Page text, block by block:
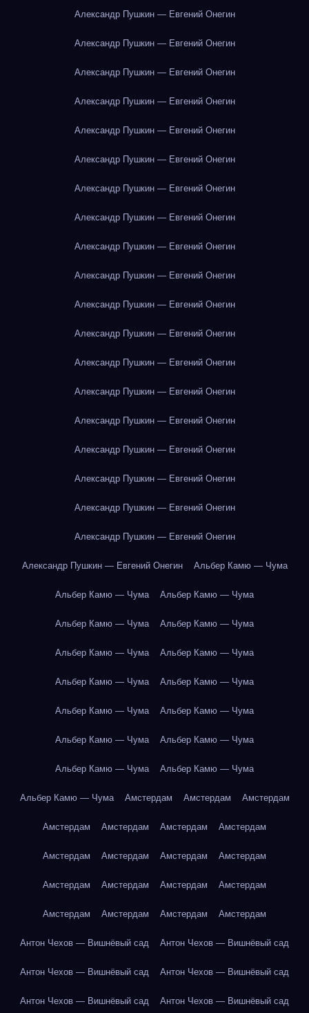
Александр Пушкин — Евгений Онегин
Александр Пушкин — Евгений Онегин
Александр Пушкин — Евгений Онегин
Александр Пушкин — Евгений Онегин
Александр Пушкин — Евгений Онегин
Александр Пушкин — Евгений Онегин
Александр Пушкин — Евгений Онегин
Александр Пушкин — Евгений Онегин
Александр Пушкин — Евгений Онегин
Александр Пушкин — Евгений Онегин
Александр Пушкин — Евгений Онегин
Александр Пушкин — Евгений Онегин
Александр Пушкин — Евгений Онегин
Александр Пушкин — Евгений Онегин
Александр Пушкин — Евгений Онегин
Александр Пушкин — Евгений Онегин
Александр Пушкин — Евгений Онегин
Александр Пушкин — Евгений Онегин
Александр Пушкин — Евгений Онегин
Александр Пушкин — Евгений Онегин Альбер Камю — Чума
Альбер Камю — Чума Альбер Камю — Чума
Альбер Камю — Чума Альбер Камю — Чума
Альбер Камю — Чума Альбер Камю — Чума
Альбер Камю — Чума Альбер Камю — Чума
Альбер Камю — Чума Альбер Камю — Чума
Альбер Камю — Чума Альбер Камю — Чума
Альбер Камю — Чума Альбер Камю — Чума
Альбер Камю — Чума Амстердам Амстердам Амстердам
Амстердам Амстердам Амстердам Амстердам
Амстердам Амстердам Амстердам Амстердам
Амстердам Амстердам Амстердам Амстердам
Амстердам Амстердам Амстердам Амстердам
Антон Чехов — Вишнёвый сад Антон Чехов — Вишнёвый сад
Антон Чехов — Вишнёвый сад Антон Чехов — Вишнёвый сад
Антон Чехов — Вишнёвый сад Антон Чехов — Вишнёвый сад